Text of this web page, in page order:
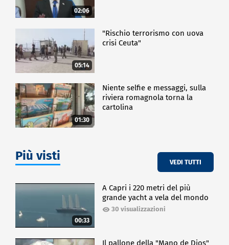
02:06
05:14
"Rischio terrorismo con uova
crisi Ceuta"
01:30
Niente selfie e messaggi, sulla
riviera romagnola torna la
cartolina
Più visti VEDI TUTTI
00:33
A Capri i 220 metri del più
grande yacht a vela del mondo
30 visualizzazioni
Il pallone della "Mano de Dios"